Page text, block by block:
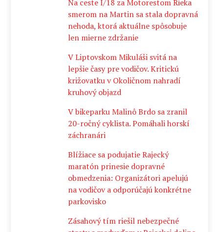
Na ceste I/18 za Motorestom Rieka
smerom na Martin sa stala dopravná
nehoda, ktorá aktuálne spôsobuje
len mierne zdržanie
V Liptovskom Mikuláši svitá na
lepšie časy pre vodičov. Kritickú
križovatku v Okoličnom nahradí
kruhový objazd
V bikeparku Malinô Brdo sa zranil
20-ročný cyklista. Pomáhali horskí
záchranári
Blížiace sa podujatie Rajecký
maratón prinesie dopravné
obmedzenia: Organizátori apelujú
na vodičov a odporúčajú konkrétne
parkovisko
Zásahový tím riešil nebezpečné